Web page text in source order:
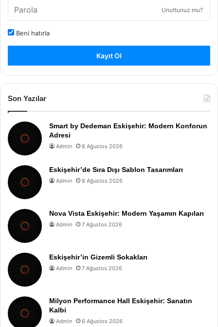
Unuttunuz mu?
Beni hatırla
Kayıt Ol
Son Yazılar
Smart by Dedeman Eskişehir: Modern Konforun
Adresi
Admin 8 Ağustos 2026
Eskişehir’de Sıra Dışı Sablon Tasarımları
Admin 8 Ağustos 2026
Nova Vista Eskişehir: Modern Yaşamın Kapıları
Admin 7 Ağustos 2026
Eskişehir’in Gizemli Sokakları
Admin 7 Ağustos 2026
Milyon Performance Hall Eskişehir: Sanatın
Kalbi
Admin 6 Ağustos 2026